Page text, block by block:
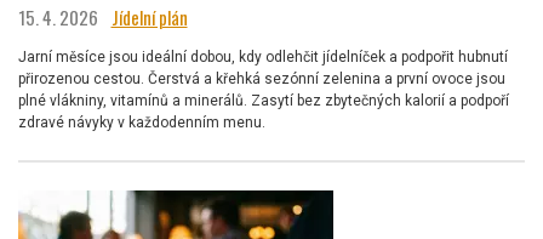
15. 4. 2026 Jídelní plán
Jarní měsíce jsou ideální dobou, kdy odlehčit jídelníček a podpořit hubnutí
přirozenou cestou. Čerstvá a křehká sezónní zelenina a první ovoce jsou
plné vlákniny, vitamínů a minerálů. Zasytí bez zbytečných kalorií a podpoří
zdravé návyky v každodenním menu.